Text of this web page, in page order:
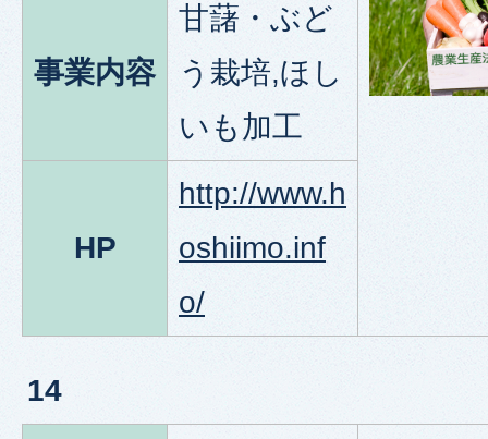
事業内容
甘藷・ぶど
う栽培,ほし
いも加工
HP
http://www.h
oshiimo.inf
o/
14